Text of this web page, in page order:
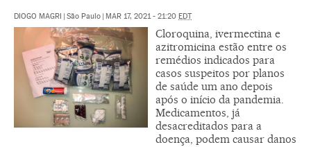
DIOGO MAGRI São Paulo MAR 17, 2021 - 21:20 EDT
Cloroquina, ivermectina e
azitromicina estão entre os
remédios indicados para
casos suspeitos por planos
de saúde um ano depois
após o início da pandemia.
Medicamentos, já
desacreditados para a
doença, podem causar danos